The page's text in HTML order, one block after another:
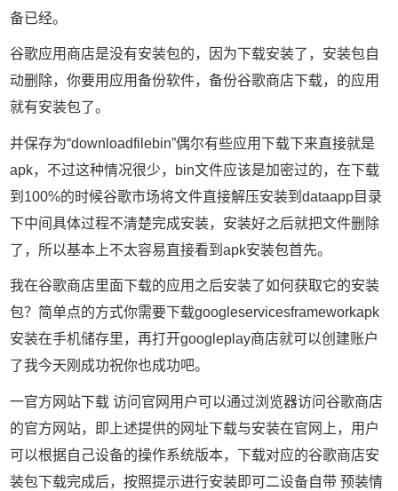
备已经。
谷歌应用商店是没有安装包的，因为下载安装了，安装包自
动删除，你要用应用备份软件，备份谷歌商店下载，的应用
就有安装包了。
并保存为“downloadfilebin”偶尔有些应用下载下来直接就是
apk，不过这种情况很少，bin文件应该是加密过的，在下载
到100%的时候谷歌市场将文件直接解压安装到dataapp目录
下中间具体过程不清楚完成安装，安装好之后就把文件删除
了，所以基本上不太容易直接看到apk安装包首先。
我在谷歌商店里面下载的应用之后安装了如何获取它的安装
包？简单点的方式你需要下载googleservicesframeworkapk
安装在手机储存里，再打开googleplay商店就可以创建账户
了我今天刚成功祝你也成功吧。
一官方网站下载 访问官网用户可以通过浏览器访问谷歌商店
的官方网站，即上述提供的网址下载与安装在官网上，用户
可以根据自己设备的操作系统版本，下载对应的谷歌商店安
装包下载完成后，按照提示进行安装即可二设备自带 预装情